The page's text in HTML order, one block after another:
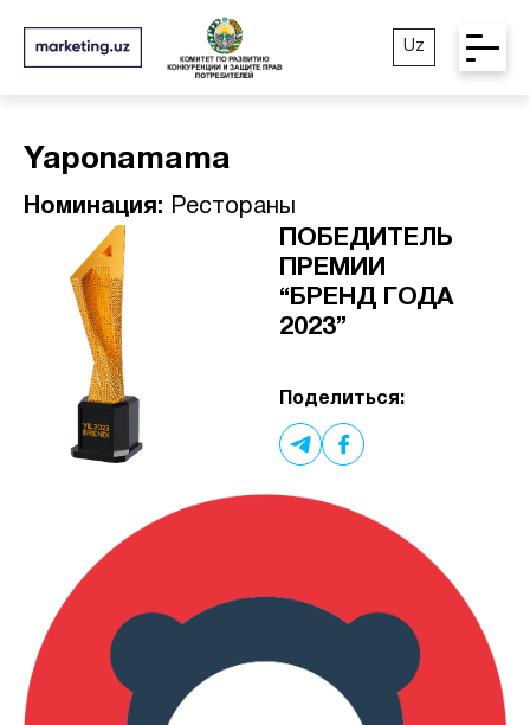
Uz
Yaponamama
Номинация: Рестораны
ПОБЕДИТЕЛЬ
ПРЕМИИ
“БРЕНД ГОДА
2023”
Поделиться: